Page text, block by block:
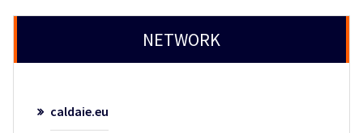
NETWORK
caldaie.eu